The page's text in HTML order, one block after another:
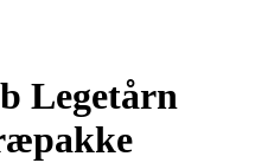
Legetårn